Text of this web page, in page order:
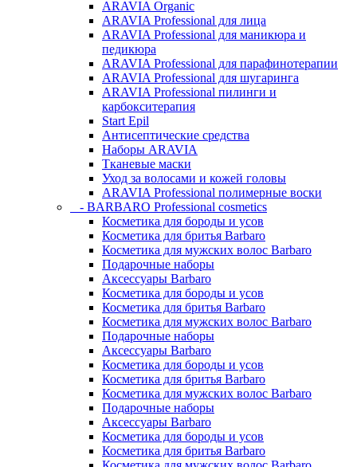
ARAVIA Organic
ARAVIA Professional для лица
ARAVIA Professional для маникюра и
педикюра
ARAVIA Professional для парафинотерапии
ARAVIA Professional для шугаринга
ARAVIA Professional пилинги и
карбокситерапия
Start Epil
Антисептические средства
Наборы ARAVIA
Тканевые маски
Уход за волосами и кожей головы
ARAVIA Professional полимерные воски
- BARBARO Professional cosmetics
Косметика для бороды и усов
Косметика для бритья Barbaro
Косметика для мужских волос Barbaro
Подарочные наборы
Аксессуары Barbaro
Косметика для бороды и усов
Косметика для бритья Barbaro
Косметика для мужских волос Barbaro
Подарочные наборы
Аксессуары Barbaro
Косметика для бороды и усов
Косметика для бритья Barbaro
Косметика для мужских волос Barbaro
Подарочные наборы
Аксессуары Barbaro
Косметика для бороды и усов
Косметика для бритья Barbaro